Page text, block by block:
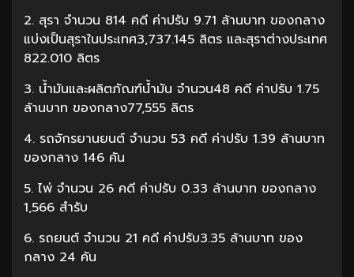
2. สุรา จำนวน 814 คดี ค่าปรับ 9.71 ล้านบาท ของกลาง
แบ่งเป็นสุราในประเทศ3,737.145 ลิตร และสุราต่างประเทศ
822.010 ลิตร
3. น้ำมันและผลิตภัณฑ์น้ำมัน จำนวน48 คดี ค่าปรับ 1.75
ล้านบาท ของกลาง77,555 ลิตร
4. รถจักรยานยนต์ จำนวน 53 คดี ค่าปรับ 1.39 ล้านบาท
ของกลาง 146 คัน
5. ไพ่ จำนวน 26 คดี ค่าปรับ 0.33 ล้านบาท ของกลาง
1,566 สำรับ
6. รถยนต์ จำนวน 21 คดี ค่าปรับ3.35 ล้านบาท ของ
กลาง 24 คัน